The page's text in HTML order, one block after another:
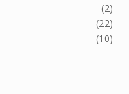
(2)
(22)
(10)